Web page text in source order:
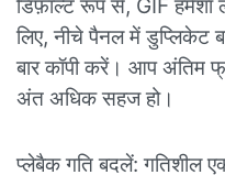
डिफ़ॉल्ट रूप से, GIF हमेशा
लिए, नीचे पैनल में डुप्लिकेट
बार कॉपी करें। आप अंतिम
अंत अधिक सहज हो।
प्लेबैक गति बदलें: गतिशील